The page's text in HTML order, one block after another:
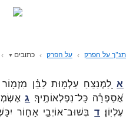
תנ"ך על הפרק על הפרק כתובים
א לַ֭מְנַצֵּחַ עַלְמ֥וּת לַבֵּ֗ן מִזְמ֥וֹר
אֲ֝סַפְּרָ֗ה כָּל־נִפְלְאוֹתֶֽיךָ׃ ג
עֶלְיֽוֹן׃ ד בְּשׁוּב־אוֹיְבַ֥י אָח֑וֹר